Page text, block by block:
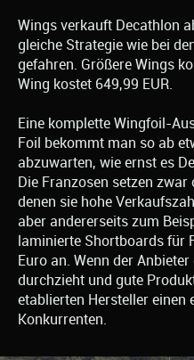
Wings verkauft Decathlon
gleiche Strategie wie bei
gefahren. Größere Wings
Wing kostet 649,99 EUR.
Eine komplette Wingfoil-
Foil bekommt man so ab
abzuwarten, wie ernst es
Die Franzosen setzen
denen sie hohe
aber andererseits zum
laminierte Shortboards für
Euro an. Wenn der
durchzieht und gute
etablierten Hersteller einen
Konkurrenten.